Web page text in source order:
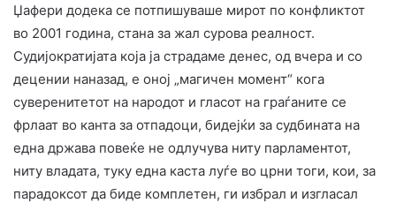
Џафери додека се потпишуваше мирот по конфликтот
во 2001 година, стана за жал сурова реалност.
​Судијократијата која ја страдаме денес, од вчера и со
децении наназад, е оној „магичен момент“ кога
суверенитетот на народот и гласот на граѓаните се
фрлаат во канта за отпадоци, бидејќи за судбината на
една држава повеќе не одлучува ниту парламентот,
ниту владата, туку една каста луѓе во црни тоги, кои, за
парадоксот да биде комплетен, ги избрал и изгласал